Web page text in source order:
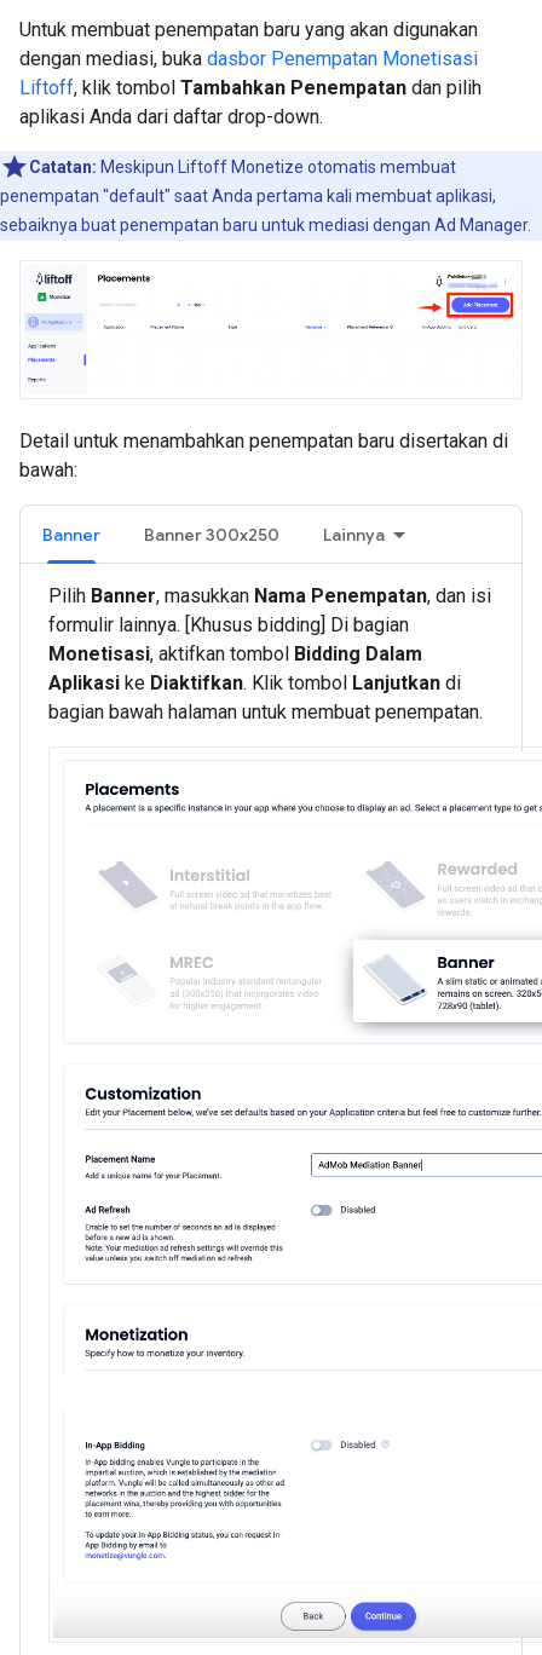
Untuk membuat penempatan baru yang akan digunakan
dengan mediasi, buka dasbor Penempatan Monetisasi
Liftoff, klik tombol Tambahkan Penempatan dan pilih
aplikasi Anda dari daftar drop-down.
Catatan: Meskipun Liftoff Monetize otomatis membuat
penempatan "default" saat Anda pertama kali membuat aplikasi,
sebaiknya buat penempatan baru untuk mediasi dengan Ad Manager.
Detail untuk menambahkan penempatan baru disertakan di
bawah:
Banner Banner 300x250 Lainnya
Pilih Banner, masukkan Nama Penempatan, dan isi
formulir lainnya. [Khusus bidding] Di bagian
Monetisasi, aktifkan tombol Bidding Dalam
Aplikasi ke Diaktifkan. Klik tombol Lanjutkan di
bagian bawah halaman untuk membuat penempatan.